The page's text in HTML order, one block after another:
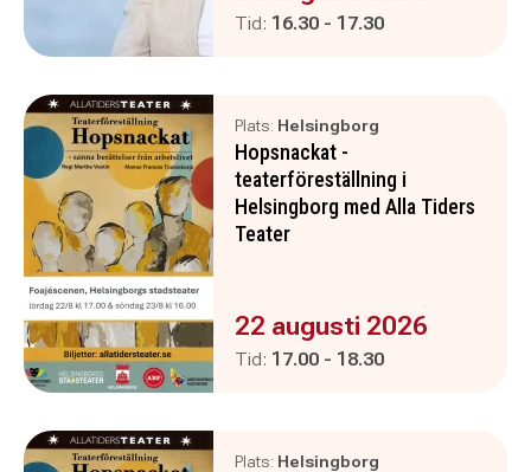
Tid: Pågår mellan
16.30 - och
17.30
Plats: Helsingborg
Hopsnackat -
teaterföreställning i
Helsingborg med Alla Tiders
Teater
Evenemanget är :
22 augusti 2026
Tid: Pågår mellan
17.00 - och
18.30
Plats: Helsingborg